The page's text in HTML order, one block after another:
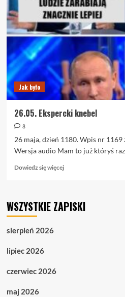
Jak było
26.05. Ekspercki knebel
8
26 maja, dzień 1180. Wpis nr 1169
Wersja audio Mam to już któryś
Dowiedz się więcejDowiedz
26.05.
WSZYSTKIE ZAPISKI
sierpień 2026
lipiec 2026
czerwiec 2026
maj 2026